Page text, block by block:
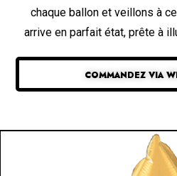
chaque ballon et veillons à
arrive en parfait état, prête à
COMMANDEZ VIA